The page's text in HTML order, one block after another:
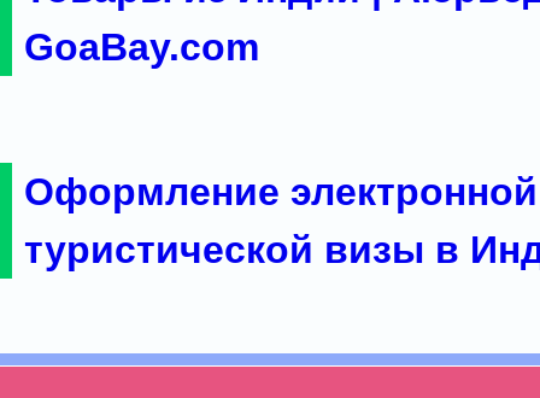
GoaBay.com
Оформление электронной
туристической визы в